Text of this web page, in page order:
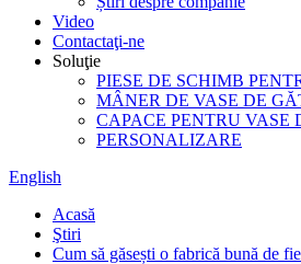
Video
Contactaţi-ne
Soluţie
PIESE DE SCHIMB
MÂNER DE VASE DE
CAPACE PENTRU VASE
PERSONALIZARE
English
Acasă
Ştiri
Cum să găsești o fabrică bună de